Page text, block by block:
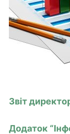
Звіт
Додаток